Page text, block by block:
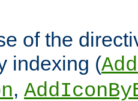
of the
indexing (
,